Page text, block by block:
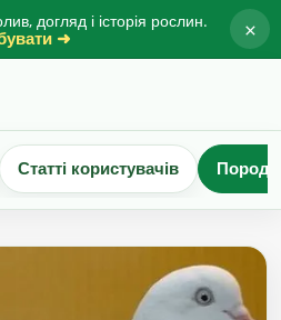
догляд і історія рослин.
➜ ×
Статті користувачів Породи